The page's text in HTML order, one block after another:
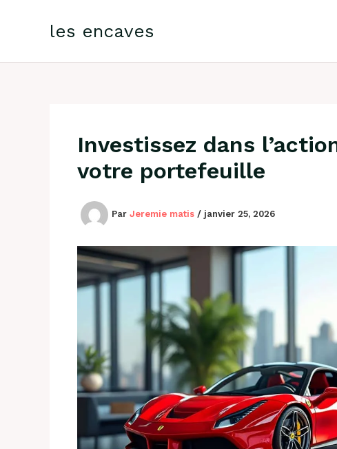
les encaves
Investissez dans
votre portefeuille
Par Jeremie matis / janvier 25, 2026